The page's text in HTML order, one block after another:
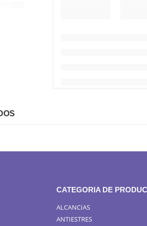
CATEGORIA DE
ALCANCIAS
ANTIESTRES